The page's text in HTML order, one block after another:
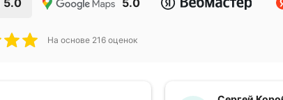
5.0 5.0
На основе 216 оценок